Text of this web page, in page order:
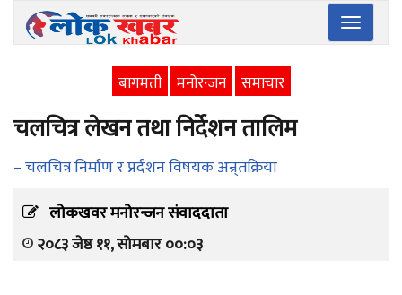
Toggle
बागमती मनोरन्जन समाचार
चलचित्र लेखन तथा निर्देशन तालिम
– चलचित्र निर्माण र प्रर्दशन विषयक अन्र्तक्रिया
लोकखवर मनोरन्जन संवाददाता
२०८३ जेष्ठ ११, सोमबार ००:०३